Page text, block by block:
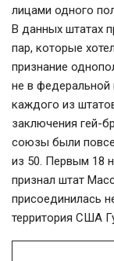
лицами одного
В данных штатах
пар, которые
признание
не в федеральной
каждого из
заключения гей-
союзы были
из 50. Первым 18
признал штат
присоединилась
территория США